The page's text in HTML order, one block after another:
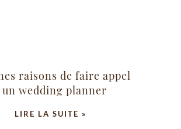
raisons de faire appel
un wedding planner
LIRE LA SUITE »